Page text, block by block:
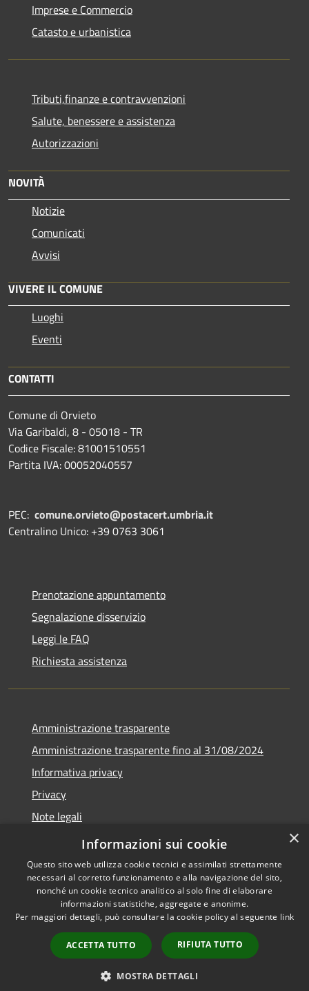
Imprese e Commercio
Catasto e urbanistica
Tributi,finanze e contravvenzioni
Salute, benessere e assistenza
Autorizzazioni
NOVITÀ
Notizie
Comunicati
Avvisi
VIVERE IL COMUNE
Luoghi
Eventi
CONTATTI
Comune di Orvieto
Via Garibaldi, 8 - 05018 - TR
Codice Fiscale: 81001510551
Partita IVA: 00052040557
PEC: comune.orvieto@postacert.umbria.it
Centralino Unico: +39 0763 3061
Prenotazione appuntamento
Segnalazione disservizio
Leggi le FAQ
Richiesta assistenza
Amministrazione trasparente
Amministrazione trasparente fino al 31/08/2024
Informativa privacy
Privacy
Note legali
Dichiarazione di accessibilità
Accessibilità
Copyright © 2026 • Comune di
Orvieto • Powered by
Municipium•
Accesso
redazione
×
Informazioni sui cookie
Questo sito web utilizza cookie tecnici e assimilati strettamente
necessari al corretto funzionamento e alla navigazione del sito,
nonché un cookie tecnico analitico al solo fine di elaborare
informazioni statistiche, aggregate e anonime.
Per maggiori dettagli, può consultare la cookie policy al seguente link
ACCETTA TUTTO RIFIUTA TUTTO
MOSTRA DETTAGLI